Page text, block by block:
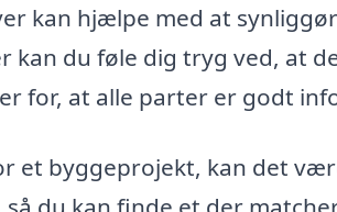
kan hjælpe med at
kan du føle dig tryg ved, at
for, at alle parter er godt
et byggeprojekt, kan det